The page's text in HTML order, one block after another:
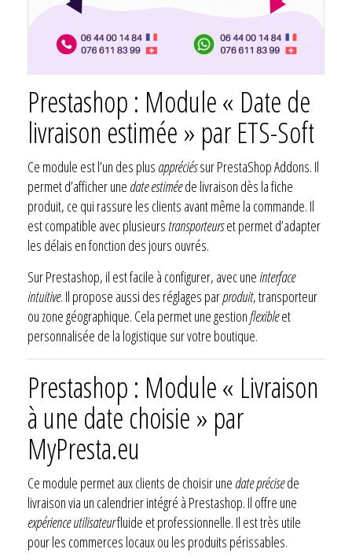
Prestashop : Module « Date de
livraison estimée » par ETS-Soft
Ce module est l’un des plus appréciéssur PrestaShop Addons. Il
permet d’afficher une date estiméede livraison dès la fiche
produit, ce qui rassure les clients avant même la commande. Il
est compatible avec plusieurstransporteurset permet d’adapter
les délais en fonction des jours ouvrés.
Sur Prestashop, il est facile à configurer, avec uneinterface
intuitive. Il propose aussi des réglages parproduit, transporteur
ou zone géographique. Cela permet une gestionflexibleet
personnalisée de la logistique sur votre boutique.
Prestashop : Module « Livraison
à une date choisie » par
MyPresta.eu
Ce module permet aux clients de choisir une date précisede
livraison via un calendrier intégré à Prestashop. Il offre une
expérience utilisateurfluide et professionnelle. Il est très utile
pour les commerces locaux ou les produits périssables.